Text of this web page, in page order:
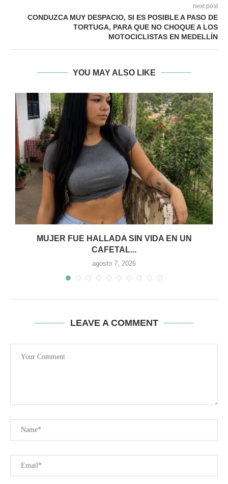
next post
CONDUZCA MUY DESPACIO, SI ES POSIBLE A PASO DE
TORTUGA, PARA QUE NO CHOQUE A LOS
MOTOCICLISTAS EN MEDELLÍN
YOU MAY ALSO LIKE
MUJER FUE HALLADA SIN VIDA EN UN
CAFETAL...
agosto 7, 2026
LEAVE A COMMENT